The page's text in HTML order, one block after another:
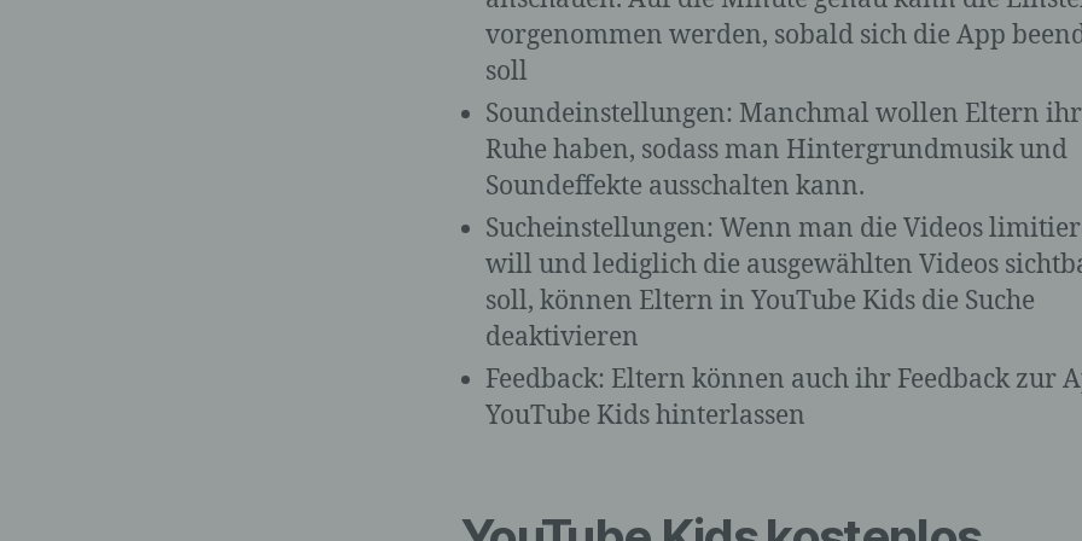
vorgenommen werden, sobald sich die App
soll
Soundeinstellungen: Manchmal wollen Eltern
Ruhe haben, sodass man Hintergrundmusik und
Soundeffekte ausschalten kann.
Sucheinstellungen: Wenn man die Videos
will und lediglich die ausgewählten Videos
soll, können Eltern in YouTube Kids die Suche
deaktivieren
Feedback: Eltern können auch ihr Feedback zur
YouTube Kids hinterlassen
Verknüpfung, die Einschränkung, das Löschen oder die
Vernichtung.
d) Einschränkung der Verarbeitung
gespeicherter personenbezogener Daten mit dem Ziel,
künftige Verarbeitung einzuschränken.
e) Profiling
Profiling ist jede Art der automatisierten Verarbeitung
beziehen, zu bewerten, insbesondere, um Aspekte